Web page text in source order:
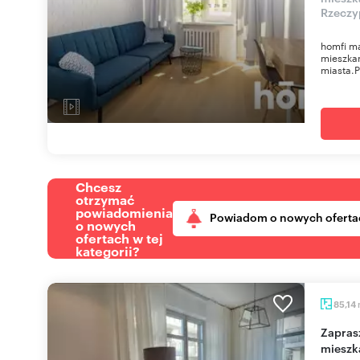
homfi
Chcesz
otrzymać
powiadomienia
o nowych
ofertach w tej
kategorii?
Powiadom o nowych
85,14
Zapraszam do wynajęcia 3-pokojowego